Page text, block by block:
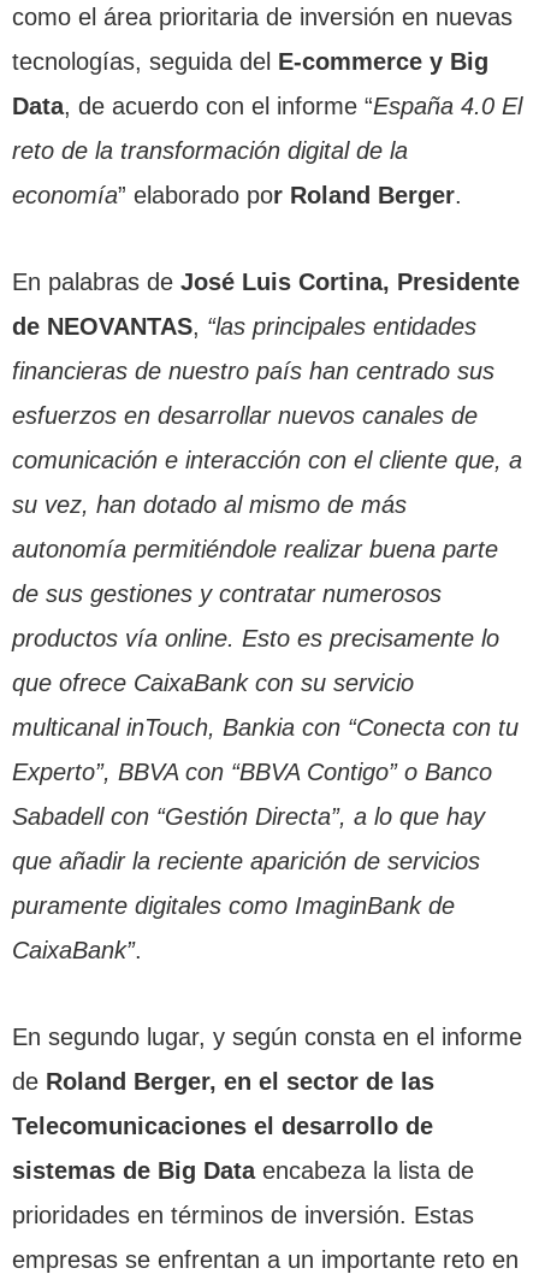
como el área prioritaria de inversión en nuevas
tecnologías, seguida del E-commerce y Big
Data, de acuerdo con el informe “España 4.0 El
reto de la transformación digital de la
economía” elaborado por Roland Berger.
En palabras de José Luis Cortina, Presidente
de NEOVANTAS, “las principales entidades
financieras de nuestro país han centrado sus
esfuerzos en desarrollar nuevos canales de
comunicación e interacción con el cliente que, a
su vez, han dotado al mismo de más
autonomía permitiéndole realizar buena parte
de sus gestiones y contratar numerosos
productos vía online. Esto es precisamente lo
que ofrece CaixaBank con su servicio
multicanal inTouch, Bankia con “Conecta con tu
Experto”, BBVA con “BBVA Contigo” o Banco
Sabadell con “Gestión Directa”, a lo que hay
que añadir la reciente aparición de servicios
puramente digitales como ImaginBank de
CaixaBank”.
En segundo lugar, y según consta en el informe
de Roland Berger, en el sector de las
Telecomunicaciones el desarrollo de
sistemas de Big Dataencabeza la lista de
prioridades en términos de inversión. Estas
empresas se enfrentan a un importante reto en